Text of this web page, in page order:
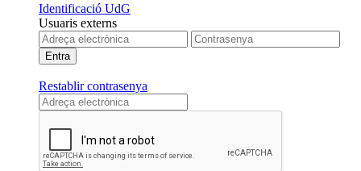
Identificació UdG
Usuaris externs
Restablir contrasenya